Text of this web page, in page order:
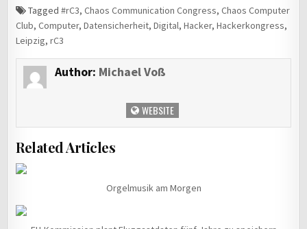
Tagged#rC3,Chaos Communication Congress,Chaos Computer
Club,Computer,Datensicherheit,Digital,Hacker,Hackerkongress,
Leipzig,rC3
Author: Michael Voß
WEBSITE
Related Articles
Orgelmusik am Morgen